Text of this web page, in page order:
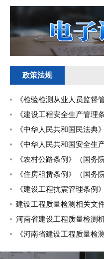
政策法规
《检验检测从业人员监督管理工作
《建设工程安全生产管理条例》（国
《中华人民共和国民法典》（房屋安全规定
《中华人民共和国安全生产法》（
《农村公路条例》（国务院令第
《住房租赁条例》（国务院令第
《建设工程抗震管理条例》（国务院
建设工程质量检测相关文
河南省建设工程质量检测
《河南省建设工程质量检